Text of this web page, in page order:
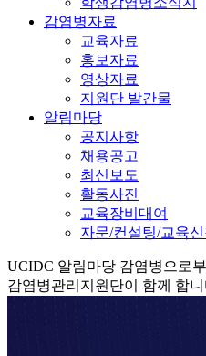
감염병자료
교육자료
홍보자료
영상자료
지원단 발간물
알림마당
공지사항
채용공고
최신보도
활동사진
교육장비대여
자문/컨설팅/교육신
UCIDC 알림마당 감염병으로
감염병관리지원단이 함께 합니